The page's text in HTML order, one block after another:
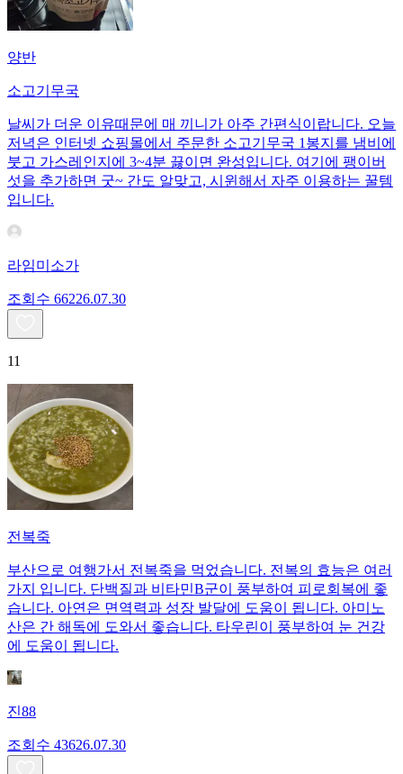
양반
소고기무국
날씨가 더운 이유때문에 매 끼니가 아주 간편식이랍니다. 오늘
저녁은 인터넷 쇼핑몰에서 주문한 소고기무국 1봉지를 냄비에
붓고 가스레인지에 3~4분 끓이면 완성입니다. 여기에 팽이버
섯을 추가하면 굿~ 간도 알맞고, 시윈해서 자주 이용하는 꿀템
입니다.
라임미소가
조회수 66226.07.30
11
전복죽
부산으로 여행가서 전복죽을 먹었습니다. 전복의 효능은 여러
가지 입니다. 단백질과 비타민B군이 풍부하여 피로회복에 좋
습니다. 아연은 면역력과 성장 발달에 도움이 됩니다. 아미노
산은 간 해독에 도와서 좋습니다. 타우린이 풍부하여 눈 건강
에 도움이 됩니다.
진88
조회수 43626.07.30